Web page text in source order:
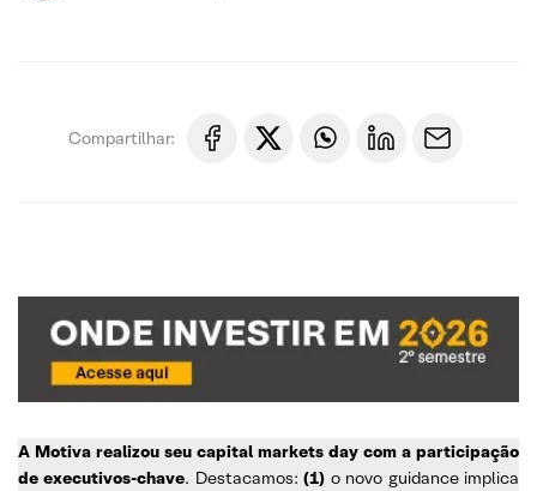
Compartilhar:
A Motiva realizou seu capital markets day com a participação
de executivos-chave. Destacamos: (1) o novo guidance implica